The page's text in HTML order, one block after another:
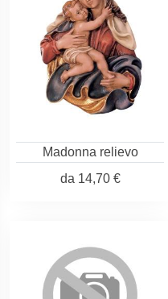
Madonna relievo
da 14,70 €